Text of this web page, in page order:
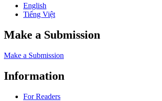
English
Tiếng Việt
Make a Submission
Make a Submission
Information
For Readers